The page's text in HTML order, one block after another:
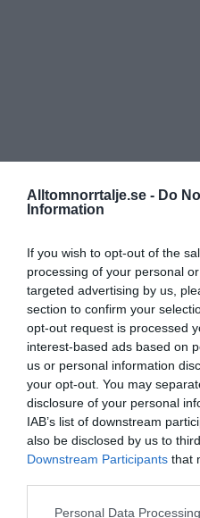
Alltomnorrtalje.se - Do
Information
If you wish to opt-out of the
processing of your personal
targeted advertising by us,
section to confirm your
opt-out request is processed
interest-based ads based on
us or personal information
your opt-out. You may
disclosure of your personal
IAB’s list of downstream
also be disclosed by us to
Downstream Participants that
Personal Data